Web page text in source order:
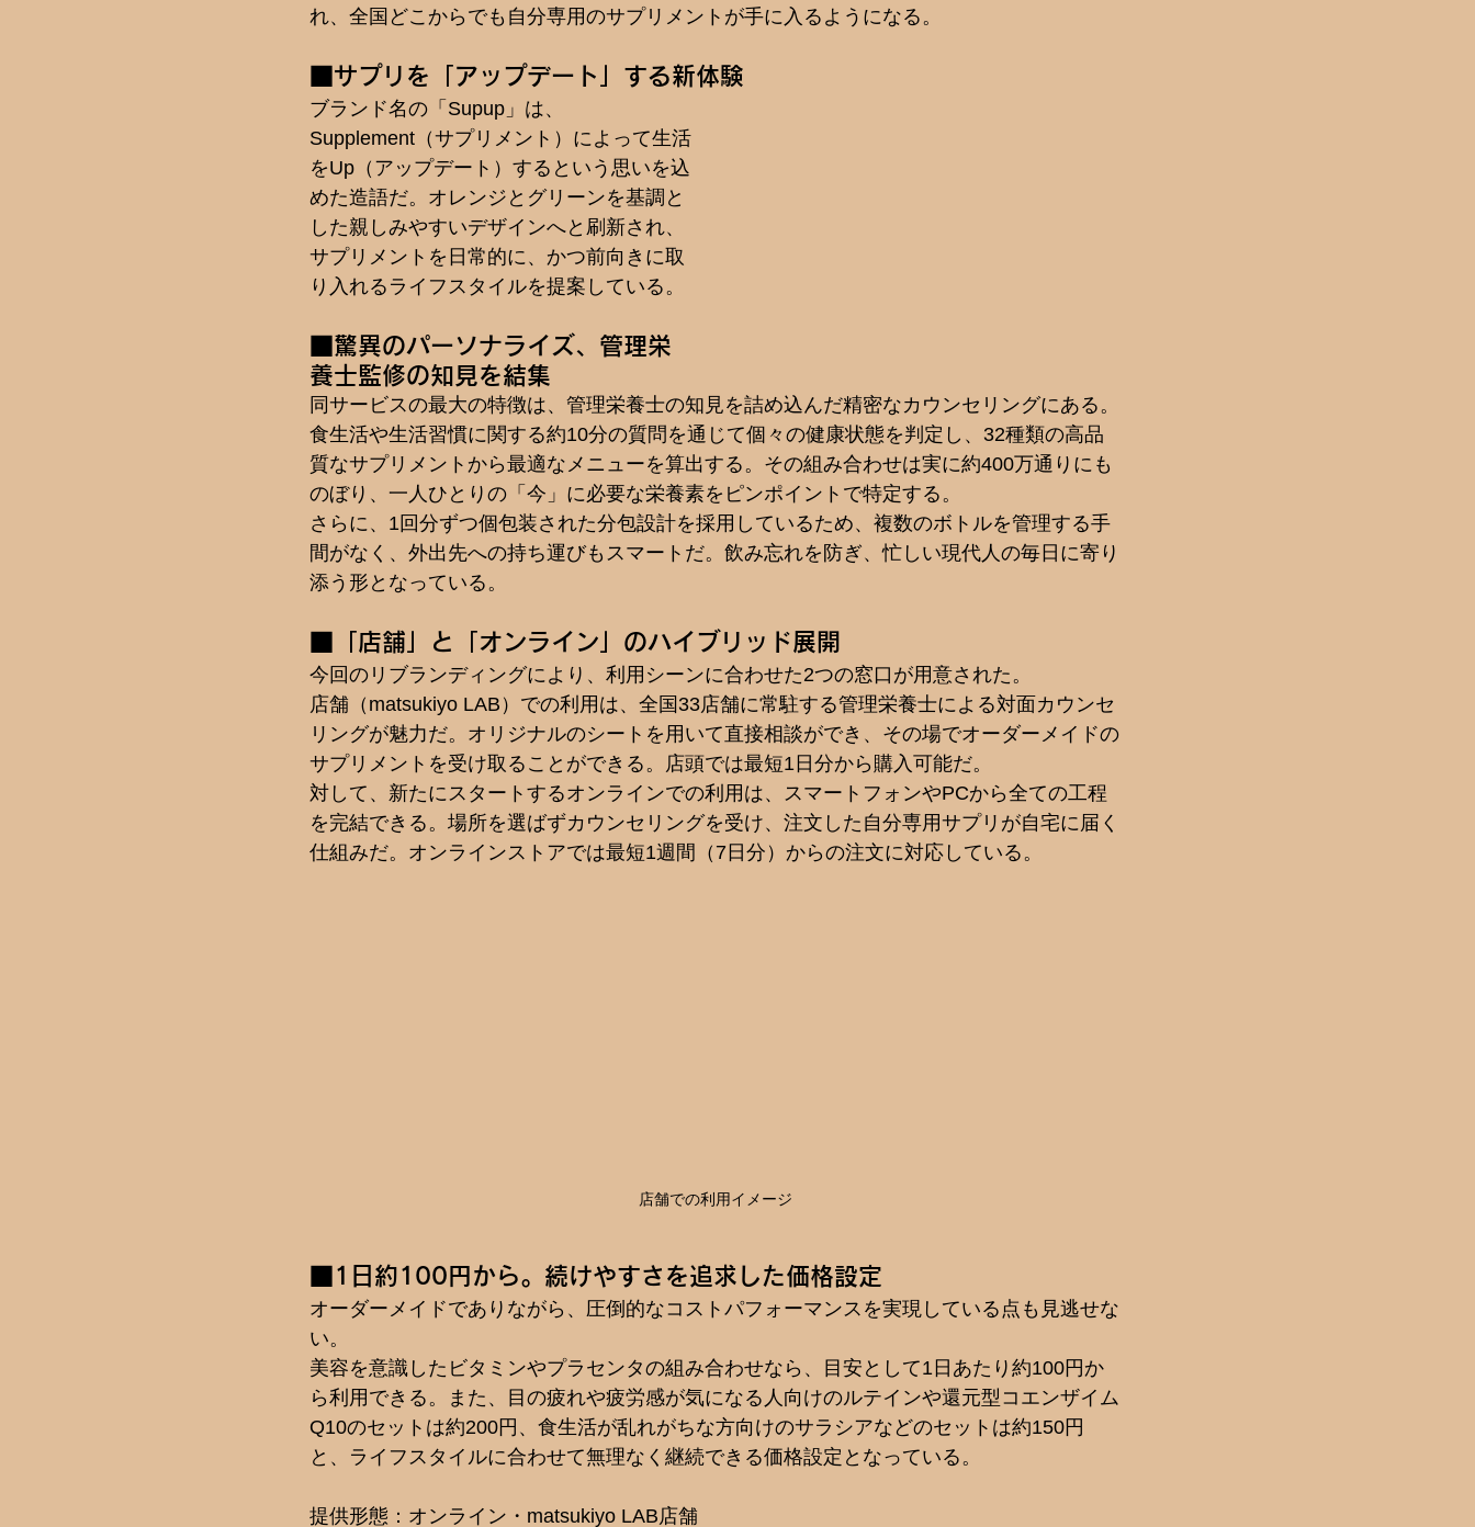
れ、全国どこからでも自分専用のサプリメントが手に入るようになる。
■サプリを「アップデート」する新体験
ブランド名の「Supup」は、
Supplement（サプリメント）によって生活
をUp（アップデート）するという思いを込
めた造語だ。オレンジとグリーンを基調と
した親しみやすいデザインへと刷新され、
サプリメントを日常的に、かつ前向きに取
り入れるライフスタイルを提案している。
■驚異のパーソナライズ、管理栄
養士監修の知見を結集
同サービスの最大の特徴は、管理栄養士の知見を詰め込んだ精密なカウンセリングにある。
食生活や生活習慣に関する約10分の質問を通じて個々の健康状態を判定し、32種類の高品
質なサプリメントから最適なメニューを算出する。その組み合わせは実に約400万通りにも
のぼり、一人ひとりの「今」に必要な栄養素をピンポイントで特定する。
さらに、1回分ずつ個包装された分包設計を採用しているため、複数のボトルを管理する手
間がなく、外出先への持ち運びもスマートだ。飲み忘れを防ぎ、忙しい現代人の毎日に寄り
添う形となっている。
■「店舗」と「オンライン」のハイブリッド展開
今回のリブランディングにより、利用シーンに合わせた2つの窓口が用意された。
店舗（matsukiyo LAB）での利用は、全国33店舗に常駐する管理栄養士による対面カウンセ
リングが魅力だ。オリジナルのシートを用いて直接相談ができ、その場でオーダーメイドの
サプリメントを受け取ることができる。店頭では最短1日分から購入可能だ。
対して、新たにスタートするオンラインでの利用は、スマートフォンやPCから全ての工程
を完結できる。場所を選ばずカウンセリングを受け、注文した自分専用サプリが自宅に届く
仕組みだ。オンラインストアでは最短1週間（7日分）からの注文に対応している。
店舗での利用イメージ
■1日約100円から。続けやすさを追求した価格設定
オーダーメイドでありながら、圧倒的なコストパフォーマンスを実現している点も見逃せな
い。
美容を意識したビタミンやプラセンタの組み合わせなら、目安として1日あたり約100円か
ら利用できる。また、目の疲れや疲労感が気になる人向けのルテインや還元型コエンザイム
Q10のセットは約200円、食生活が乱れがちな方向けのサラシアなどのセットは約150円
と、ライフスタイルに合わせて無理なく継続できる価格設定となっている。
提供形態：オンライン・matsukiyo LAB店舗